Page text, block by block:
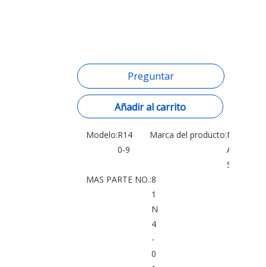
Preguntar
Añadir al carrito
Modelo:R14
0-9
Marca del producto:M
A
S
MAS PARTE NO.:8
1
N
4
-
0